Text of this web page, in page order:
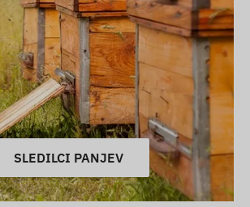
SLEDILCI PANJEV